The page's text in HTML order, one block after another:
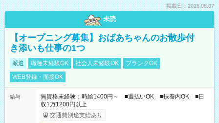
掲載日：2026.08.07
未読
【オープニング募集】おばあちゃんのお散歩付
き添いも仕事の1つ
派遣 職種未経験OK 社会人未経験OK
ブランクOK
WEB登録・面接OK
給与
無資格未経験：時給1400円～ ■週払いOK ■扶養内OK ■日
収1万1200円以上
交通費別途支給あり